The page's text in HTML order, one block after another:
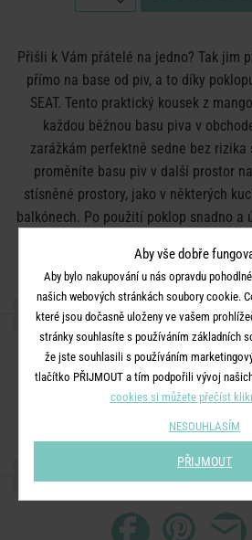
Přišli k Vám přátelé na jedno? Tak jim
přímo na base od piv, a to díky
SEAT. Tento praktický kousek z
každou běžnou basu piva v
zarážkám perfektně sedne bez
proměníte basu piv v další prostor
stísněné prostory, jako v některých
balkónech. Po použití poklop snadno a
Vás: ideální nápad na dárek pro
třeba na zahradní
DETAILY
Barva:hnědá
Rozměry:Š 41 x H 30 x
SDÍLEJTE S
Aby vše dobře
Aby bylo nakupování u nás opravdu
našich webových stránkách soubory cookie.
které jsou dočasně uloženy ve vašem
stránky souhlasíte s používáním základních
že jste souhlasili s používáním
tlačítko PŘIJMOUT a tím podpořili vývoj
cookies si můžete přečíst
NESOUHLASÍM
PŘIJMOUT